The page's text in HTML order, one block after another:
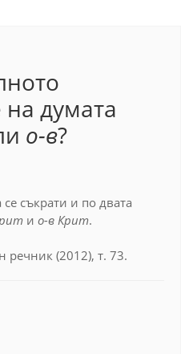
думата
о-в?
съкрати и по двата
и о-в Крит.
(2012), т. 73.